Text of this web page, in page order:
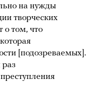
на нужды
творческих
о том, что
[подозреваемых].